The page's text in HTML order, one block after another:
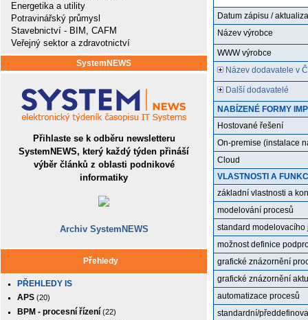
Energetika a utility
Potravinářský průmysl
Stavebnictví - BIM, CAFM
Veřejný sektor a zdravotnictví
SystemNEWS
Přihlaste se k odběru newsletteru
SystemNEWS, který každý týden přináší
výběr článků z oblasti podnikové
informatiky
Archiv SystemNEWS
Přehledy
PŘEHLEDY IS
APS (20)
BPM - procesní řízení (22)
Datum zápisu /
Název výrobce
WWW výrobce
Název dodavatele v
Další dodavatelé
NABÍZENÉ FORMY
Hostované řešení
On-premise (instalace
Cloud
VLASTNOSTI A
základní vlastnosti a
modelování procesů
standard modelovacího
možnost definice
grafické znázornění
grafické znázornění
automatizace procesů
standardní/